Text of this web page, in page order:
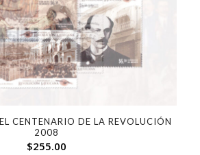
CENTENARIO DE LA REVOLUCIÓN
2008
$255.00